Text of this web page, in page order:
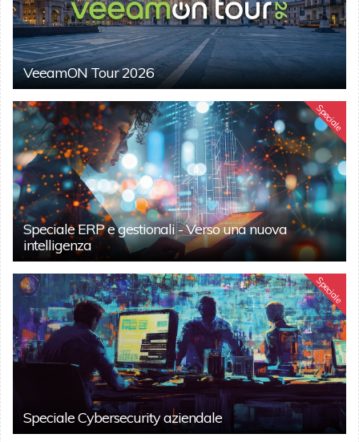
VeeamON Tour 2026
Speciale
Speciale ERP e gestionali - Verso una nuova
intelligenza
Speciale
Speciale Cybersecurity aziendale